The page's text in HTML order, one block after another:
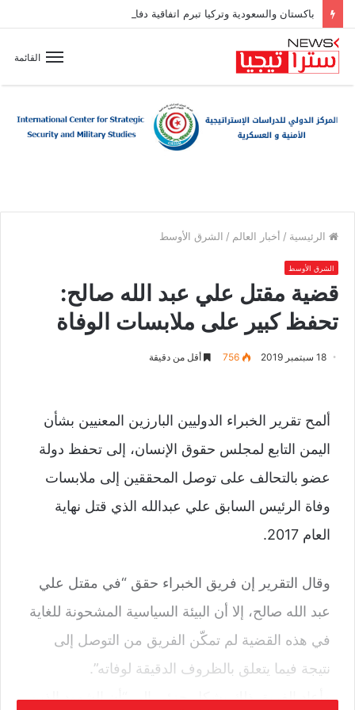
باكستان والسعودية وتركيا تبرم اتفاقية دفاع مشترك
القائمة
الرئيسية / أخبار العالم / الشرق الأوسط
الشرق الأوسط
قضية مقتل علي عبد الله صالح:
تحفظ كبير على ملابسات الوفاة
18 سبتمبر 2019 756 أقل من دقيقة
ألمح تقرير الخبراء الدوليين البارزين المعنيين بشأن
اليمن التابع لمجلس حقوق الإنسان، إلى تحفظ دولة
عضو بالتحالف على توصل المحققين إلى ملابسات
وفاة الرئيس السابق علي عبدالله الذي قتل نهاية
العام 2017.
وقال التقرير إن فريق الخبراء حقق “في مقتل علي
عبد الله صالح، إلا أن البيئة السياسية المشحونة للغاية
في هذه القضية لم تمكّن الفريق من التوصل إلى
نتيجة فيما يتعلق بالظروف الدقيقة لوفاته”.
وأعاد الفريق ذلك بشكل جزئي إلى “أن الشهود الذين